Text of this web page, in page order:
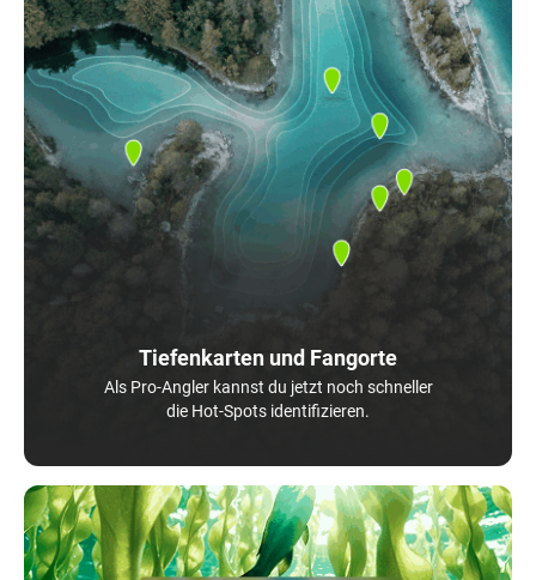
Tiefenkarten und Fangorte
Als Pro-Angler kannst du jetzt noch schneller
die Hot-Spots identifizieren.